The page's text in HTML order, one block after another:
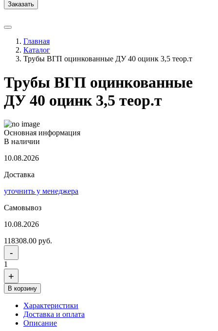
Заказать
Главная
Каталог
Трубы ВГП оцинкованные ДУ 40 оцинк 3,5 теор.т
Трубы ВГП оцинкованные
ДУ 40 оцинк 3,5 теор.т
Основная информация
В наличии
10.08.2026
Доставка
уточнить у менеджера
Самовывоз
10.08.2026
118308.00 руб.
-
1
+
В корзину
Характеристики
Доставка и оплата
Описание